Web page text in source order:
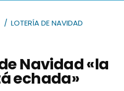
LOTERÍA DE NAVIDAD
Navidad «la
echada»